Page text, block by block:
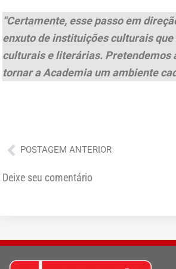
“Certamente, esse passo em
enxuto de instituições culturais
culturais e literárias. Pretendemos
tornar a Academia um ambiente
Anterior
POSTAGEM ANTERIOR
Deixe seu comentário